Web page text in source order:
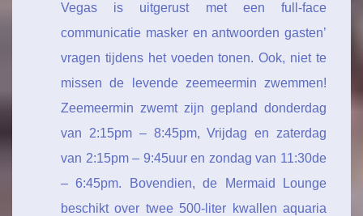
Vegas is uitgerust met een full-face
communicatie masker en antwoorden gasten’
vragen tijdens het voeden tonen. Ook, niet te
missen de levende zeemeermin zwemmen!
Zeemeermin zwemt zijn gepland donderdag
van 2:15pm – 8:45pm, Vrijdag en zaterdag
van 2:15pm – 9:45uur en zondag van 11:30de
– 6:45pm. Bovendien, de Mermaid Lounge
beschikt over twee 500-liter kwallen aquaria